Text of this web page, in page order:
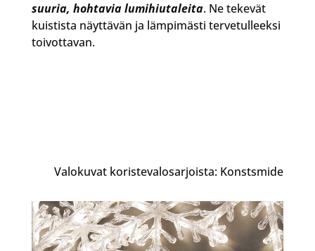
suuria, hohtavia lumihiutaleita. Ne tekevät
kuistista näyttävän ja lämpimästi tervetulleeksi
toivottavan.
Valokuvat koristevalosarjoista: Konstsmide